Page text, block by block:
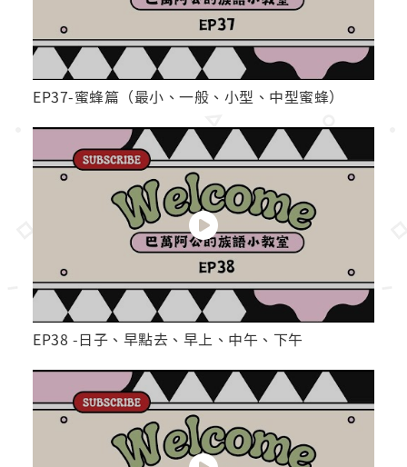
EP37-蜜蜂篇（最小、一般、小型、中型蜜蜂）
EP38 -日子、早點去、早上、中午、下午